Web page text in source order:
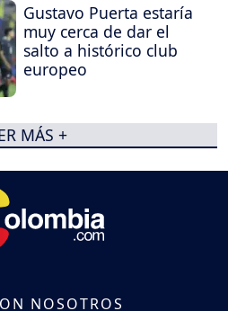
Gustavo Puerta estaría
muy cerca de dar el
salto a histórico club
europeo
MÁS +
NOSOTROS